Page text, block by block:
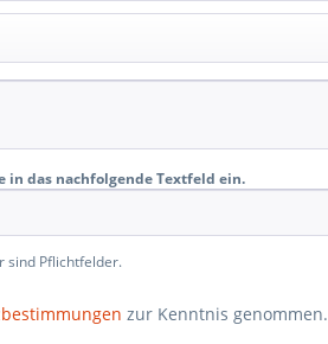
in das nachfolgende Textfeld ein.
sind Pflichtfelder.
zur Kenntnis genommen.